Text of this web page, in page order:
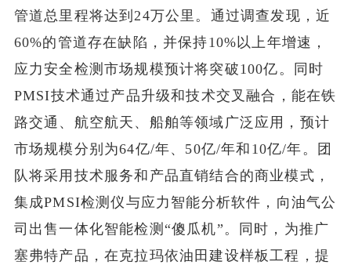
管道总里程将达到24万公里。通过调查发现，近
60%的管道存在缺陷，并保持10%以上年增速，
应力安全检测市场规模预计将突破100亿。同时
PMSI技术通过产品升级和技术交叉融合，能在铁
路交通、航空航天、船舶等领域广泛应用，预计
市场规模分别为64亿/年、50亿/年和10亿/年。团
队将采用技术服务和产品直销结合的商业模式，
集成PMSI检测仪与应力智能分析软件，向油气公
司出售一体化智能检测“傻瓜机”。同时，为推广
塞弗特产品，在克拉玛依油田建设样板工程，提